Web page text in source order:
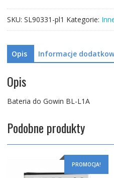
SKU: SL90331-pl1 Kategorie:
Opis Informacje
Opis
Bateria do Gowin BL-L1A
Podobne produkty
PROMOCJA!